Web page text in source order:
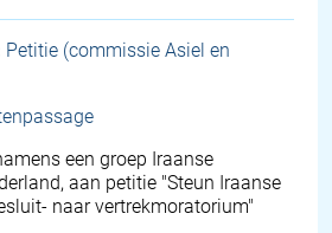
Petitie (commissie Asiel en
een groep Iraanse
aan petitie "Steun Iraanse
naar vertrekmoratorium"